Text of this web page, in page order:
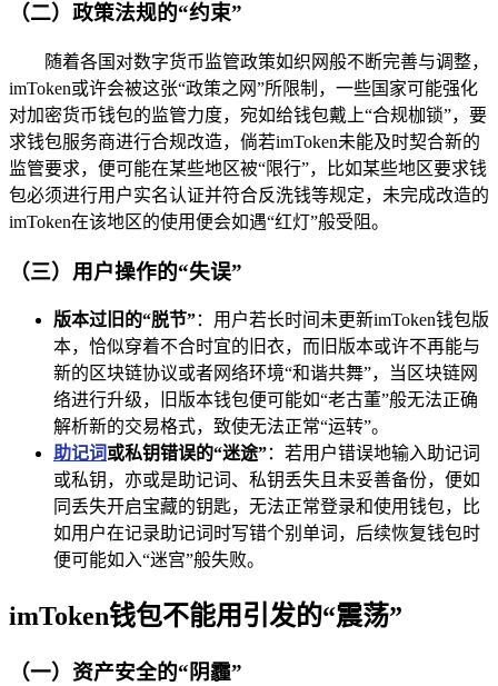
（二）政策法规的“约束”
随着各国对数字货币监管政策如织网般不断完善与调整，
imToken或许会被这张“政策之网”所限制，一些国家可能强化
对加密货币钱包的监管力度，宛如给钱包戴上“合规枷锁”，要
求钱包服务商进行合规改造，倘若imToken未能及时契合新的
监管要求，便可能在某些地区被“限行”，比如某些地区要求钱
包必须进行用户实名认证并符合反洗钱等规定，未完成改造的
imToken在该地区的使用便会如遇“红灯”般受阻。
（三）用户操作的“失误”
版本过旧的“脱节”：用户若长时间未更新imToken钱包版
本，恰似穿着不合时宜的旧衣，而旧版本或许不再能与
新的区块链协议或者网络环境“和谐共舞”，当区块链网
络进行升级，旧版本钱包便可能如“老古董”般无法正确
解析新的交易格式，致使无法正常“运转”。
助记词 或私钥错误的“迷途”：若用户错误地输入助记词
或私钥，亦或是助记词、私钥丢失且未妥善备份，便如
同丢失开启宝藏的钥匙，无法正常登录和使用钱包，比
如用户在记录助记词时写错个别单词，后续恢复钱包时
便可能如入“迷宫”般失败。
imToken钱包不能用引发的“震荡”
（一）资产安全的“阴霾”